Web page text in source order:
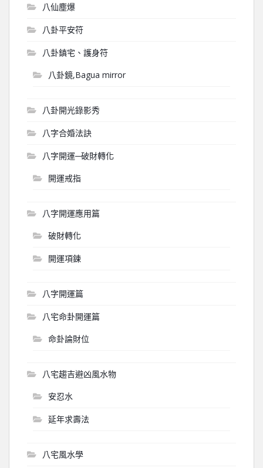
八仙塵爆
八卦平安符
八卦鎮宅、護身符
八卦鏡,Bagua mirror
八卦開光錄影秀
八字合婚法訣
八字開運─破財轉化
開運戒指
八字開運應用篇
破財轉化
開運項鍊
八字開運篇
八宅命卦開運篇
命卦論財位
八宅趨吉避凶風水物
安忍水
延年求壽法
八宅風水學